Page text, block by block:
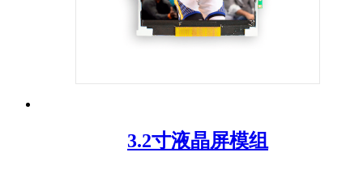
3.2寸液晶屏模组